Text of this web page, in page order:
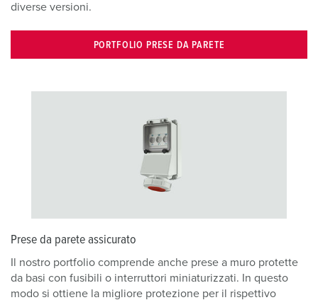
diverse versioni.
PORTFOLIO PRESE DA PARETE
Prese da parete assicurato
Il nostro portfolio comprende anche prese a muro protette
da basi con fusibili o interruttori miniaturizzati. In questo
modo si ottiene la migliore protezione per il rispettivo